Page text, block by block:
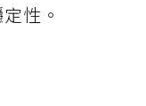
定性。